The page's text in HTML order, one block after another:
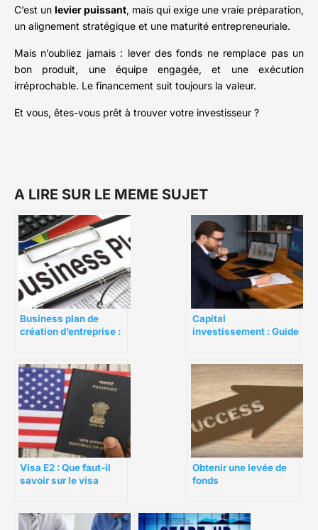
C’est un levier puissant, mais qui exige une vraie préparation,
un alignement stratégique et une maturité entrepreneuriale.
Mais n’oubliez jamais : lever des fonds ne remplace pas un
bon produit, une équipe engagée, et une exécution
irréprochable. Le financement suit toujours la valeur.
Et vous, êtes-vous prêt à trouver votre investisseur ?
A LIRE SUR LE MEME SUJET
Business plan de
création d’entreprise :
jugent-ils ?
Capital
investissement : Guide
Visa E2 : Que faut-il
savoir sur le visa
Obtenir une levée de
fonds